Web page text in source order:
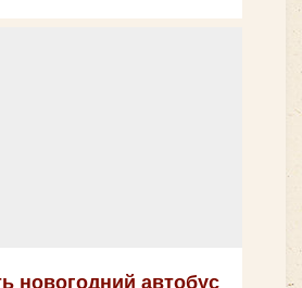
новогодний автобус